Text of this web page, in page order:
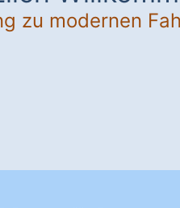
zu modernen